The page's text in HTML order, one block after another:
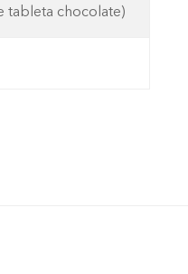
tableta chocolate)